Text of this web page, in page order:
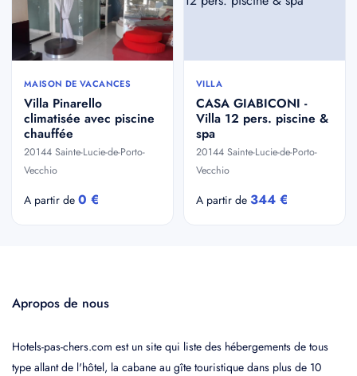
MAISON DE VACANCES
Villa Pinarello
climatisée avec piscine
chauffée
20144 Sainte-Lucie-de-Porto-
Vecchio
A partir de 0 €
VILLA
CASA GIABICONI -
Villa 12 pers. piscine &
spa
20144 Sainte-Lucie-de-Porto-
Vecchio
A partir de 344 €
Apropos de nous
Hotels-pas-chers.com est un site qui liste des hébergements de tous
type allant de l'hôtel, la cabane au gîte touristique dans plus de 10